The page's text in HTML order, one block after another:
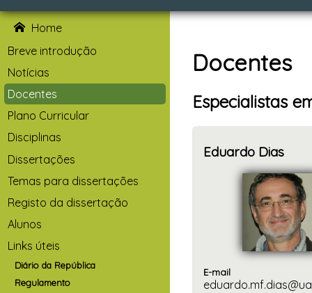
Home
Breve introdução
Notícias
Docentes
Plano Curricular
Disciplinas
Dissertações
Temas para dissertações
Registo da dissertação
Alunos
Links úteis
Diário da República
Regulamento
Docentes
Especialistas
Eduardo Dias
E-mail